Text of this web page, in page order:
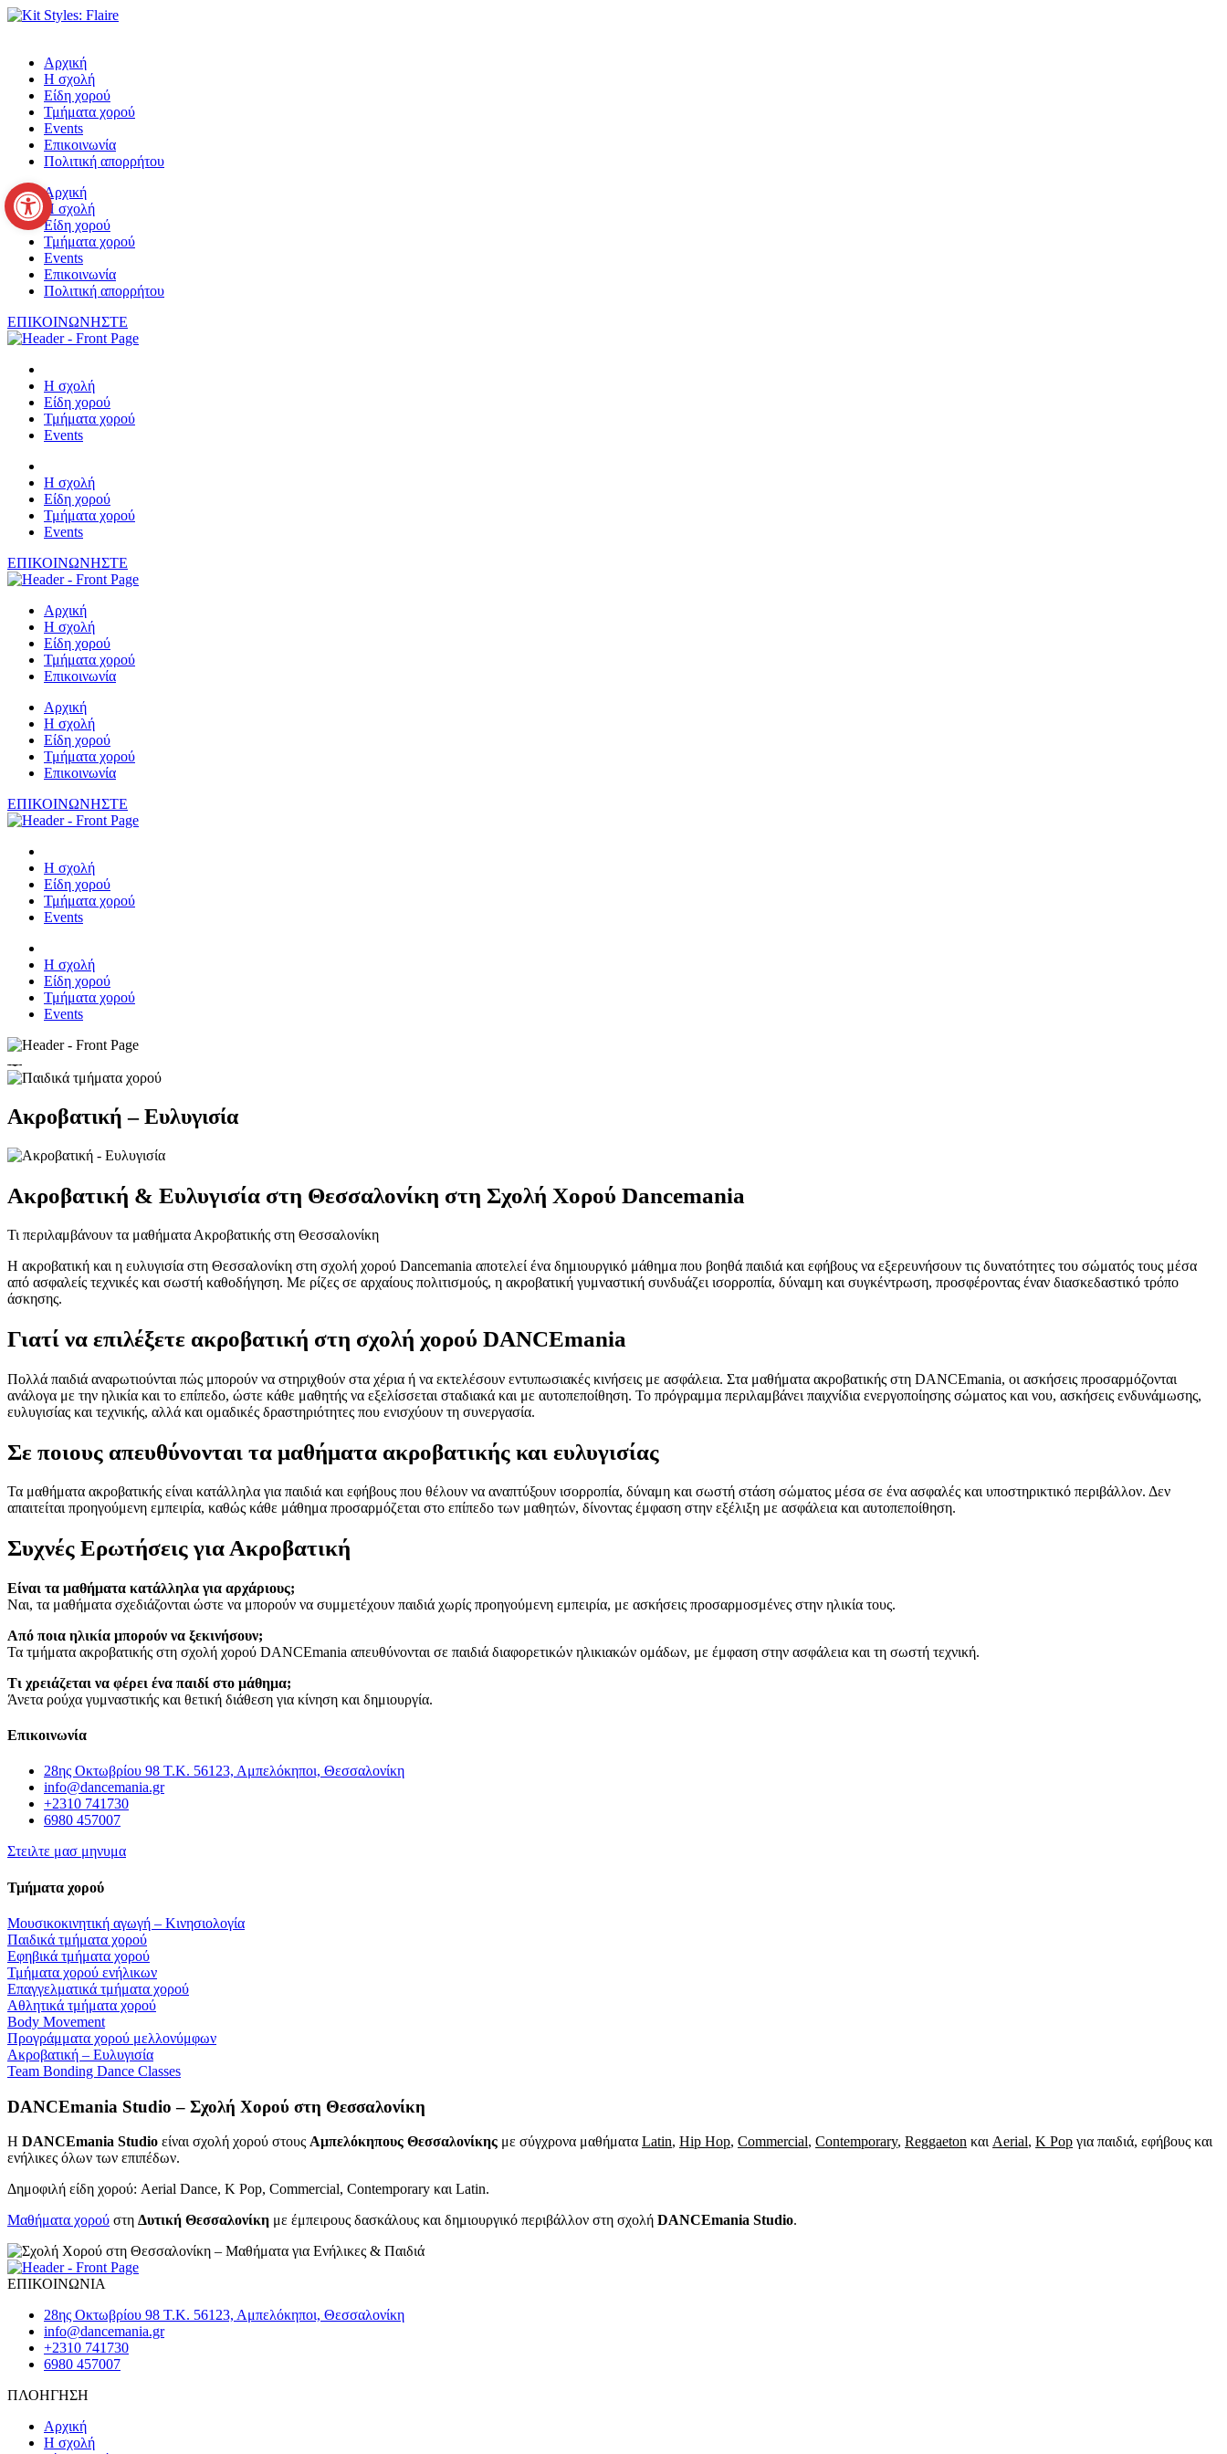
Μετάβαση
Αρχική
Η σχολή
Είδη χορού
Τμήματα χορού
Events
Επικοινωνία
Πολιτική απορρήτου
Αρχική
Η σχολή
Είδη χορού
Τμήματα χορού
Events
Επικοινωνία
Πολιτική απορρήτου
ΕΠΙΚΟΙΝΩΝΗΣΤΕ
Η σχολή
Είδη χορού
Τμήματα χορού
Events
Η σχολή
Είδη χορού
Τμήματα χορού
Events
ΕΠΙΚΟΙΝΩΝΗΣΤΕ
Αρχική
Η σχολή
Είδη χορού
Τμήματα χορού
Επικοινωνία
Αρχική
Η σχολή
Είδη χορού
Τμήματα χορού
Επικοινωνία
ΕΠΙΚΟΙΝΩΝΗΣΤΕ
Η σχολή
Είδη χορού
Τμήματα χορού
Events
Η σχολή
Είδη χορού
Τμήματα χορού
Events
Ακροβατική – Ευλυγισία
Ακροβατική & Ευλυγισία στη Θεσσαλονίκη στη Σχολή Χορού Dancemania
Τι περιλαμβάνουν τα μαθήματα Ακροβατικής στη Θεσσαλονίκη
Η ακροβατική και η ευλυγισία στη Θεσσαλονίκη στη σχολή χορού Dancemania αποτελεί ένα δημιουργικό μάθημα που βοηθά παιδιά και εφήβους να εξερευνήσουν τις δυνατότητες του σώματός τους μέσα
από ασφαλείς τεχνικές και σωστή καθοδήγηση. Με ρίζες σε αρχαίους πολιτισμούς, η ακροβατική γυμναστική συνδυάζει ισορροπία, δύναμη και συγκέντρωση, προσφέροντας έναν διασκεδαστικό τρόπο
άσκησης.
Γιατί να επιλέξετε ακροβατική στη σχολή χορού DANCEmania
Πολλά παιδιά αναρωτιούνται πώς μπορούν να στηριχθούν στα χέρια ή να εκτελέσουν εντυπωσιακές κινήσεις με ασφάλεια. Στα μαθήματα ακροβατικής στη DANCEmania, οι ασκήσεις προσαρμόζονται
ανάλογα με την ηλικία και το επίπεδο, ώστε κάθε μαθητής να εξελίσσεται σταδιακά και με αυτοπεποίθηση. Το πρόγραμμα περιλαμβάνει παιχνίδια ενεργοποίησης σώματος και νου, ασκήσεις ενδυνάμωσης,
ευλυγισίας και τεχνικής, αλλά και ομαδικές δραστηριότητες που ενισχύουν τη συνεργασία.
Σε ποιους απευθύνονται τα μαθήματα ακροβατικής και ευλυγισίας
Τα μαθήματα ακροβατικής είναι κατάλληλα για παιδιά και εφήβους που θέλουν να αναπτύξουν ισορροπία, δύναμη και σωστή στάση σώματος μέσα σε ένα ασφαλές και υποστηρικτικό περιβάλλον. Δεν
απαιτείται προηγούμενη εμπειρία, καθώς κάθε μάθημα προσαρμόζεται στο επίπεδο των μαθητών, δίνοντας έμφαση στην εξέλιξη με ασφάλεια και αυτοπεποίθηση.
Συχνές Ερωτήσεις για Ακροβατική
Είναι τα μαθήματα κατάλληλα για αρχάριους;
Ναι, τα μαθήματα σχεδιάζονται ώστε να μπορούν να συμμετέχουν παιδιά χωρίς προηγούμενη εμπειρία, με ασκήσεις προσαρμοσμένες στην ηλικία τους.
Από ποια ηλικία μπορούν να ξεκινήσουν;
Τα τμήματα ακροβατικής στη σχολή χορού DANCEmania απευθύνονται σε παιδιά διαφορετικών ηλικιακών ομάδων, με έμφαση στην ασφάλεια και τη σωστή τεχνική.
Τι χρειάζεται να φέρει ένα παιδί στο μάθημα;
Άνετα ρούχα γυμναστικής και θετική διάθεση για κίνηση και δημιουργία.
Επικοινωνία
28ης Οκτωβρίου 98 Τ.Κ. 56123, Αμπελόκηποι, Θεσσαλονίκη
info@dancemania.gr
+2310 741730
6980 457007
Στειλτε μασ μηνυμα
Τμήματα χορού
Μουσικοκινητική αγωγή – Κινησιολογία
Παιδικά τμήματα χορού
Εφηβικά τμήματα χορού
Τμήματα χορού ενήλικων
Επαγγελματικά τμήματα χορού
Αθλητικά τμήματα χορού
Body Movement
Προγράμματα χορού μελλονύμφων
Ακροβατική – Ευλυγισία
Team Bonding Dance Classes
DANCEmania Studio – Σχολή Χορού στη Θεσσαλονίκη
Η DANCEmania Studio είναι σχολή χορού στους Αμπελόκηπους Θεσσαλονίκης με σύγχρονα μαθήματα Latin, Hip Hop, Commercial, Contemporary, Reggaeton και Aerial, K Pop για παιδιά, εφήβους και
ενήλικες όλων των επιπέδων.
Δημοφιλή είδη χορού: Aerial Dance, K Pop, Commercial, Contemporary και Latin.
Μαθήματα χορού στη Δυτική Θεσσαλονίκη με έμπειρους δασκάλους και δημιουργικό περιβάλλον στη σχολή DANCEmania Studio.
ΕΠΙΚΟΙΝΩΝΙΑ
28ης Οκτωβρίου 98 Τ.Κ. 56123, Αμπελόκηποι, Θεσσαλονίκη
info@dancemania.gr
+2310 741730
6980 457007
ΠΛΟΗΓΗΣΗ
Αρχική
Η σχολή
Ανοίξτε τη γραμμή εργαλείων